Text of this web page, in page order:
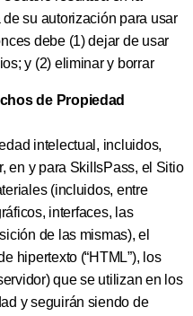
su autorización para usar
debe (1) dejar de usar
y (2) eliminar y borrar
de Propiedad
intelectual, incluidos,
en y para SkillsPass, el Sitio
(incluidos, entre
interfaces, las
de las mismas), el
hipertexto (“HTML”), los
que se utilizan en los
y seguirán siendo de